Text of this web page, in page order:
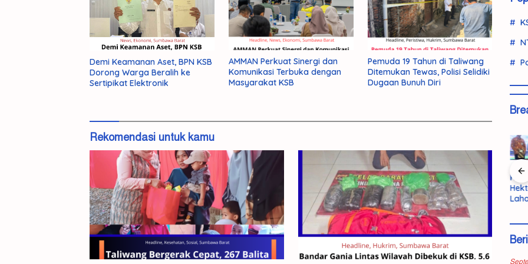
Demi Keamanan Aset, BPN KSB
Dorong Warga Beralih ke
Sertipikat Elektronik
AMMAN Perkuat Sinergi dan
Komunikasi Terbuka dengan
Masyarakat KSB
Pemuda 19 Tahun di Taliwang
Ditemukan Tewas, Polisi Selidiki
Dugaan Bunuh Diri
Rekomendasi untuk kamu
Misteri
Kematian
Mahasiswi
Unram
Terkuak,
Pelaku
Pembunuhan
NDR
Ditangkap
Polisi Ringkus
Kurir Ganja
Antarprovinsi
di Pasaman
Barat
Pemda KSB
Terbuka
pada Kritik
untuk
Evaluasi
Kinerja
Bandar
Ganja Lintas
Wilayah
Dibekuk di
KSB, 5,6
Kilogram
Disita